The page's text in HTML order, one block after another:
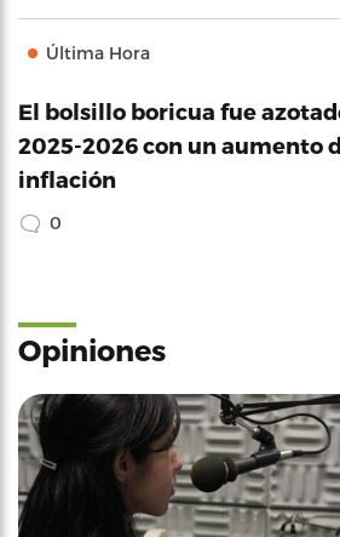
Última Hora
El bolsillo boricua fue
2025-2026 con un aumento
inflación
0
Opiniones